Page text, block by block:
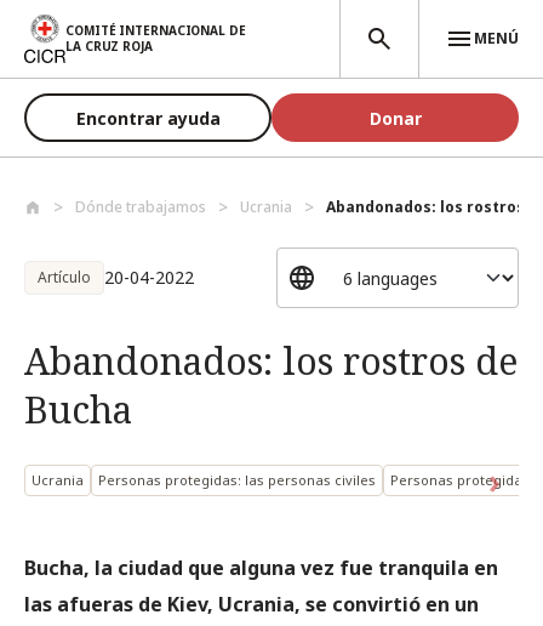
Pasar al contenido principal
COMITÉ INTERNACIONAL DE
LA CRUZ ROJA
MENÚ
Encontrar ayuda Donar
Dónde trabajamos Ucrania Abandonados: los rostros
Artículo 20-04-2022
Abandonados: los rostros de
Bucha
Ucrania Personas protegidas: las personas civiles Personas protegidas
Bucha, la ciudad que alguna vez fue tranquila en
las afueras de Kiev, Ucrania, se convirtió en un